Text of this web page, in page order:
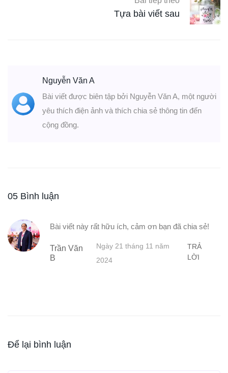
Tựa bài viết sau
Nguyễn Văn A
Bài viết được biên tập bởi Nguyễn Văn A, một người
yêu thích điện ảnh và thích chia sẻ thông tin đến
cộng đồng.
05 Bình luận
Bài viết này rất hữu ích, cảm ơn bạn đã chia sẻ!
Trần Văn
B
Ngày 21 tháng 11 năm
2024
TRẢ
LỜI
Để lại bình luận